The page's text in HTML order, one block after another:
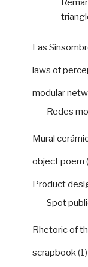
Las
laws of
modular
Redes
Mural
object poem
Product
Spot
Rhetoric of
scrapbook(1)